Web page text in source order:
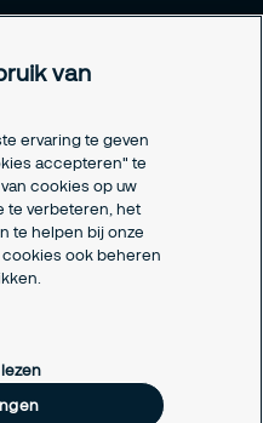
van
ervaring te geven
accepteren" te
cookies op uw
te verbeteren, het
te helpen bij onze
ook beheren